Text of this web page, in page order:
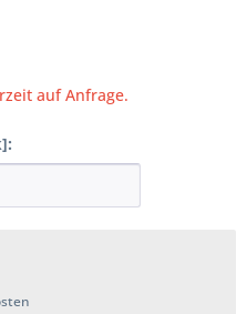
auf Anfrage.